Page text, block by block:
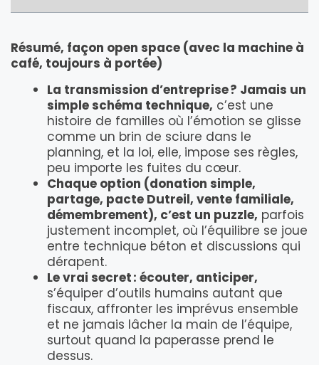
Résumé, façon open space (avec la machine à
café, toujours à portée)
La transmission d’entreprise ? Jamais un
simple schéma technique, c’est une
histoire de familles où l’émotion se glisse
comme un brin de sciure dans le
planning, et la loi, elle, impose ses règles,
peu importe les fuites du cœur.
Chaque option (donation simple,
partage, pacte Dutreil, vente familiale,
démembrement), c’est un puzzle, parfois
justement incomplet, où l’équilibre se joue
entre technique béton et discussions qui
dérapent.
Le vrai secret : écouter, anticiper,
s’équiper d’outils humains autant que
fiscaux, affronter les imprévus ensemble
et ne jamais lâcher la main de l’équipe,
surtout quand la paperasse prend le
dessus.